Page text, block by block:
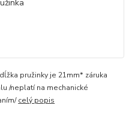
pružinky je 21mm* záruka
/neplatí na mechanické
celý popis